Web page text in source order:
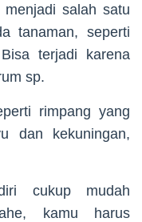
salah satu
tanaman, seperti
terjadi karena
sp.
rimpang yang
dan kekuningan,
cukup mudah
kamu harus